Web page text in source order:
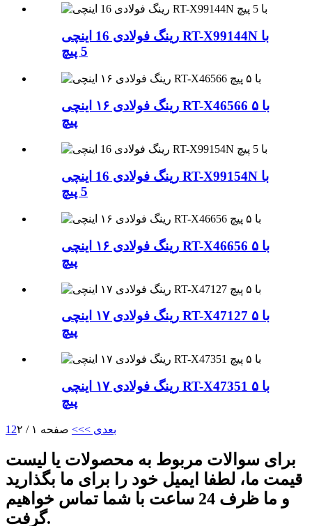
رینگ فولادی 16 اینچی RT-X99144N با
5 پیچ
رینگ فولادی ۱۶ اینچی RT-X46566 با ۵
پیچ
رینگ فولادی 16 اینچی RT-X99154N با
5 پیچ
رینگ فولادی ۱۶ اینچی RT-X46656 با ۵
پیچ
رینگ فولادی ۱۷ اینچی RT-X47127 با ۵
پیچ
رینگ فولادی ۱۷ اینچی RT-X47351 با ۵
پیچ
1 2 بعدی >>> صفحه ۱ / ۲
برای سوالات مربوط به محصولات یا لیست
قیمت ما، لطفا ایمیل خود را برای ما بگذارید
و ما ظرف 24 ساعت با شما تماس خواهیم
گرفت.